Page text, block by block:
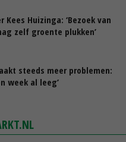
Kees Huizinga: ‘Bezoek van
zelf groente plukken’
steeds meer problemen:
week al leeg’